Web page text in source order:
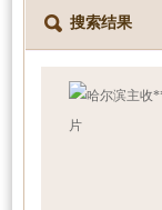
搜索结果